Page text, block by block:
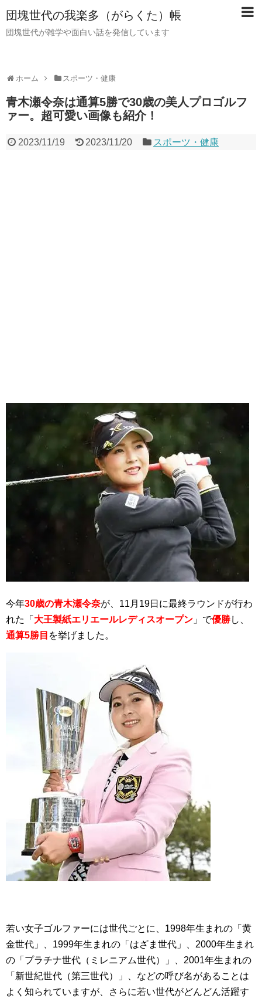
団塊世代の我楽多（がらくた）帳
団塊世代が雑学や面白い話を発信しています
ホーム スポーツ・健康
青木瀬令奈は通算5勝で30歳の美人プロゴルフ
ァー。超可愛い画像も紹介！
2023/11/19 2023/11/20 スポーツ・健康
今年30歳の青木瀬令奈が、11月19日に最終ラウンドが行わ
れた「 大王製紙エリエールレディスオープン 」で優勝し、
通算5勝目 を挙げました。
若い女子ゴルファーには世代ごとに、1998年生まれの「黄
金世代」、1999年生まれの「はざま世代」、2000年生まれ
の「プラチナ世代（ミレニアム世代）」、2001年生まれの
「新世紀世代（第三世代）」、などの呼び名があることは
よく知られていますが、さらに若い世代がどんどん活躍す